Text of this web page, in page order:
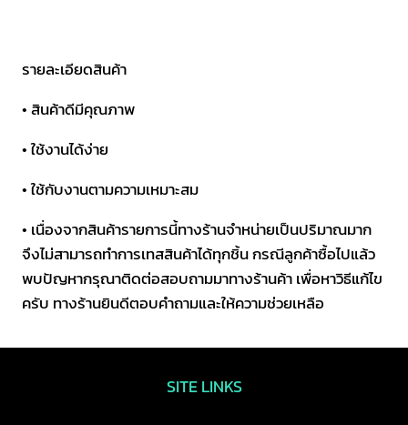
รายละเอียดสินค้า
• สินค้าดีมีคุณภาพ
• ใช้งานได้ง่าย
• ใช้กับงานตามความเหมาะสม
• เนื่องจากสินค้ารายการนี้ทางร้านจำหน่ายเป็นปริมาณมาก
จึงไม่สามารถทำการเทสสินค้าได้ทุกชิ้น กรณีลูกค้าซื้อไปแล้ว
พบปัญหากรุณาติดต่อสอบถามมาทางร้านค้า เพื่อหาวิธีแก้ไข
ครับ ทางร้านยินดีตอบคำถามและให้ความช่วยเหลือ
SITE LINKS